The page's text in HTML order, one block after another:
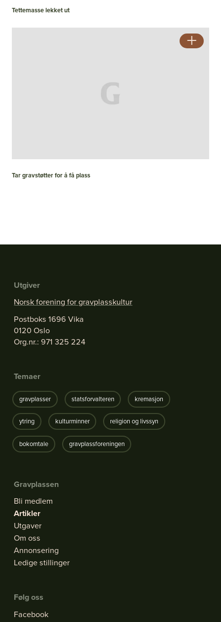
Tettemasse lekket ut
Tar gravstøtter for å få plass
Utgiver
Norsk forening for gravplasskultur
Postboks 1696 Vika
0120 Oslo
Org.nr.: 971 325 224
Temaer
gravplasser statsforvalteren kremasjon
ytring kulturminner religion og livssyn
bokomtale gravplassforeningen
Gravplassen
Bli medlem
Artikler
Utgaver
Om oss
Annonsering
Ledige stillinger
Følg oss
Facebook